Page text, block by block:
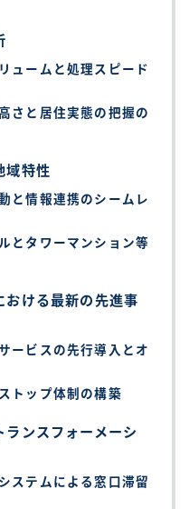
ュームと処理スピード
さと居住実態の把握の
域特性
と情報連携のシームレ
とタワーマンション等
おける最新の先進事
ービスの先行導入とオ
トップ体制の構築
ンスフォーメーシ
ステムによる窓口滞留